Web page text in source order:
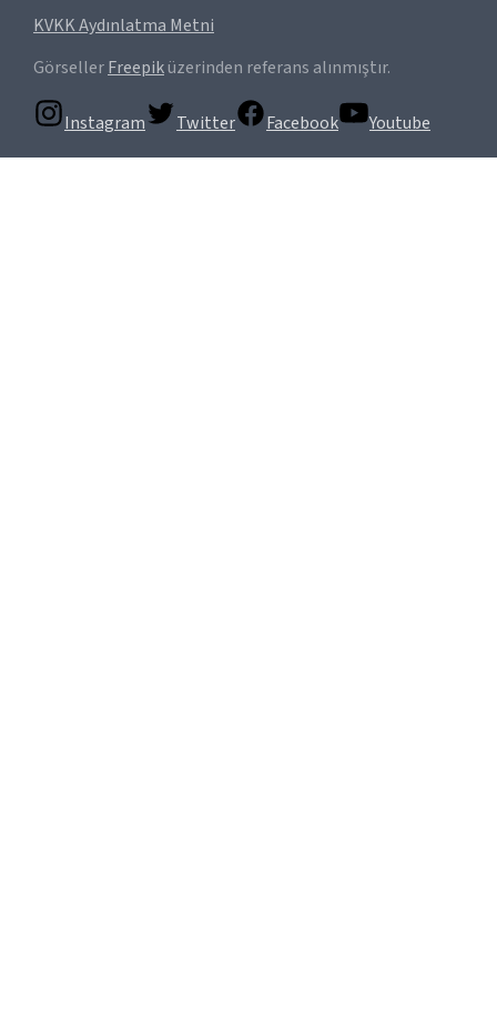
KVKK Aydınlatma Metni
GörsellerFreepiküzerinden referans alınmıştır.
Instagram Twitter Facebook Youtube